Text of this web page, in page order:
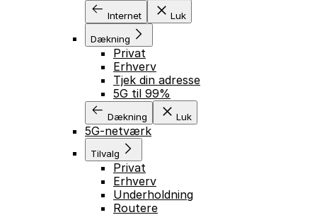
Internet Luk
Dækning
Privat
Erhverv
Tjek din adresse
5G til 99%
Dækning Luk
5G-netværk
Tilvalg
Privat
Erhverv
Underholdning
Routere